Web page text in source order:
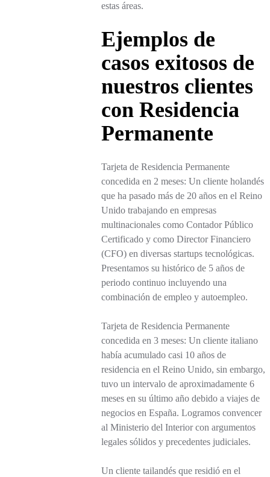
estas áreas.
Ejemplos de
casos exitosos de
nuestros clientes
con Residencia
Permanente
Tarjeta de Residencia Permanente
concedida en 2 meses: Un cliente holandés
que ha pasado más de 20 años en el Reino
Unido trabajando en empresas
multinacionales como Contador Público
Certificado y como Director Financiero
(CFO) en diversas startups tecnológicas.
Presentamos su histórico de 5 años de
periodo continuo incluyendo una
combinación de empleo y autoempleo.
Tarjeta de Residencia Permanente
concedida en 3 meses: Un cliente italiano
había acumulado casi 10 años de
residencia en el Reino Unido, sin embargo,
tuvo un intervalo de aproximadamente 6
meses en su último año debido a viajes de
negocios en España. Logramos convencer
al Ministerio del Interior con argumentos
legales sólidos y precedentes judiciales.
Un cliente tailandés que residió en el